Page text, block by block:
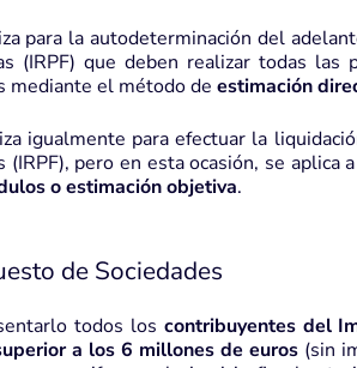
para la autodeterminación del
(IRPF) que deben realizar todas las
mediante el método de estimación
igualmente para efectuar la
(IRPF), pero en esta ocasión, se
o estimación objetiva.
de Sociedades
todos los contribuyentes del
a los 6 millones de euros(sin